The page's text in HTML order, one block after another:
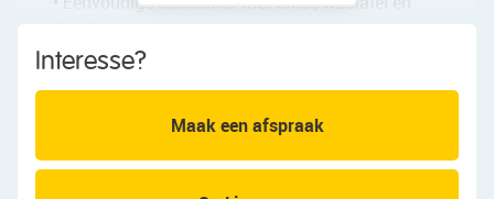
• Grote zolder met mogelijkheden
• Ruime berging in de tuin
Interesse?
Maak een afspraak